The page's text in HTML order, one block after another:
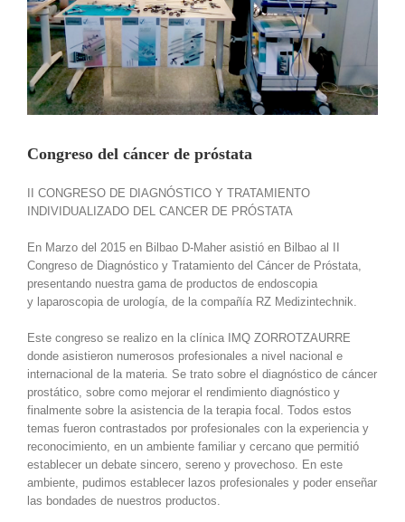
Congreso del cáncer de próstata
II CONGRESO DE DIAGNÓSTICO Y TRATAMIENTO
INDIVIDUALIZADO DEL CANCER DE PRÓSTATA
En Marzo del 2015 en Bilbao D-Maher asistió en Bilbao al II
Congreso de Diagnóstico y Tratamiento del Cáncer de Próstata,
presentando nuestra gama de productos de endoscopia
y laparoscopia de urología, de la compañía RZ Medizintechnik.
Este congreso se realizo en la clínica IMQ ZORROTZAURRE
donde asistieron numerosos profesionales a nivel nacional e
internacional de la materia. Se trato sobre el diagnóstico de cáncer
prostático, sobre como mejorar el rendimiento diagnóstico y
finalmente sobre la asistencia de la terapia focal. Todos estos
temas fueron contrastados por profesionales con la experiencia y
reconocimiento, en un ambiente familiar y cercano que permitió
establecer un debate sincero, sereno y provechoso. En este
ambiente, pudimos establecer lazos profesionales y poder enseñar
las bondades de nuestros productos.